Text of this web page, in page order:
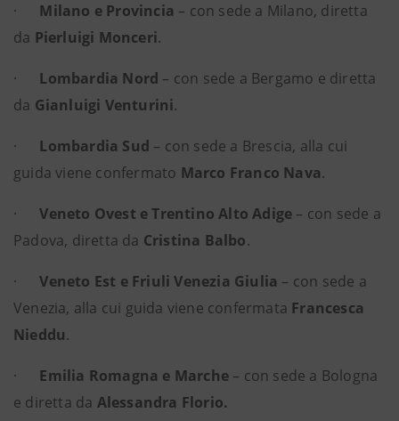
· Milano e Provincia – con sede a Milano, diretta
da Pierluigi Monceri.
· Lombardia Nord – con sede a Bergamo e diretta
da Gianluigi Venturini.
· Lombardia Sud – con sede a Brescia, alla cui
guida viene confermato Marco Franco Nava.
·Veneto Ovest e Trentino Alto Adige – con sede a
Padova, diretta da Cristina Balbo.
·Veneto Est e Friuli Venezia Giulia – con sede a
Venezia, alla cui guida viene confermata Francesca
Nieddu.
· Emilia Romagna e Marche – con sede a Bologna
e diretta da Alessandra Florio.